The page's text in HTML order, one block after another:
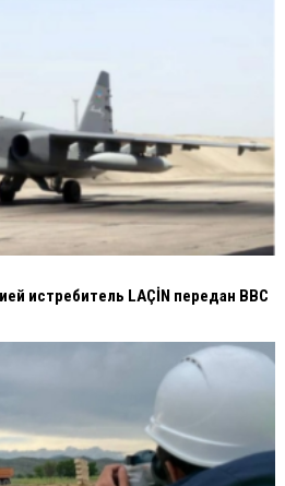
истребитель LAÇİN передан ВВС